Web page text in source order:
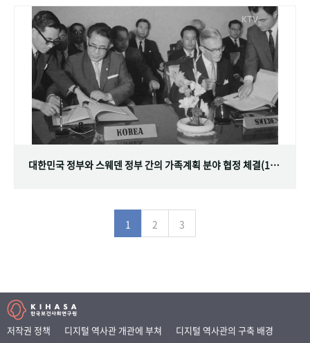
대한민국 정부와 스웨덴 정부 간의 가족계획 분야 협정 체결(1968.07.12)
1 2 3
저작권 정책 디지털 역사관 개관에 부쳐
디지털 역사관의 구축 배경